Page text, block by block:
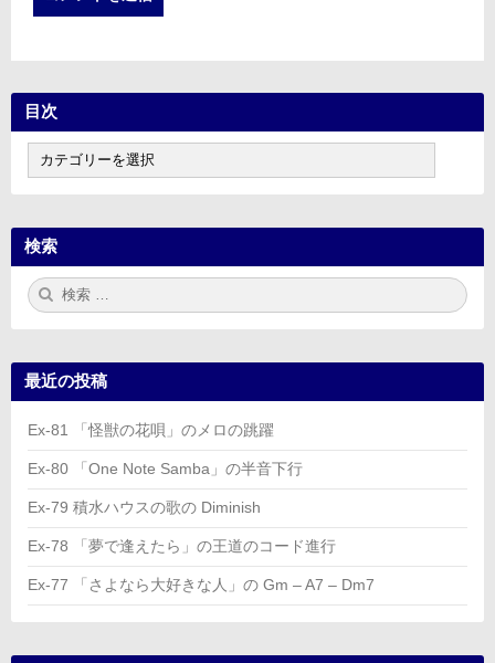
目次
次
検索
検
索:
最近の投稿
Ex-81 「怪獣の花唄」のメロの跳躍
Ex-80 「One Note Samba」の半音下行
Ex-79 積水ハウスの歌の Diminish
Ex-78 「夢で逢えたら」の王道のコード進行
Ex-77 「さよなら大好きな人」の Gm – A7 – Dm7